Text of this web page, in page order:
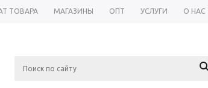
ТОВАРА МАГАЗИНЫ ОПТ УСЛУГИ О НАС